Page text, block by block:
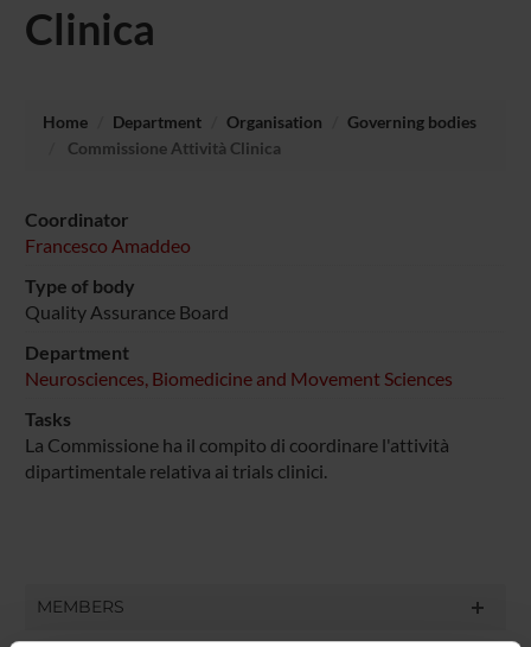
Clinica
Home Department Organisation
Governing bodies
Commissione Attività Clinica
Coordinator
Francesco Amaddeo
Type of body
Quality Assurance Board
Department
Neurosciences, Biomedicine and Movement Sciences
Tasks
La Commissione ha il compito di coordinare l'attività
dipartimentale relativa ai trials clinici.
MEMBERS